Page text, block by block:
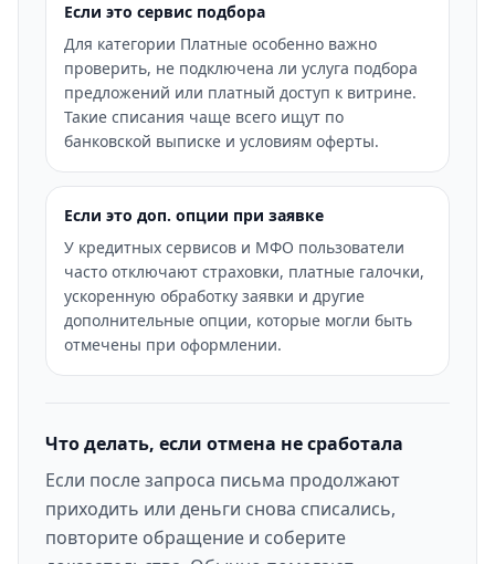
Если это сервис подбора
Для категории Платные особенно важно
проверить, не подключена ли услуга подбора
предложений или платный доступ к витрине.
Такие списания чаще всего ищут по
банковской выписке и условиям оферты.
Если это доп. опции при заявке
У кредитных сервисов и МФО пользователи
часто отключают страховки, платные галочки,
ускоренную обработку заявки и другие
дополнительные опции, которые могли быть
отмечены при оформлении.
Что делать, если отмена не сработала
Если после запроса письма продолжают
приходить или деньги снова списались,
повторите обращение и соберите